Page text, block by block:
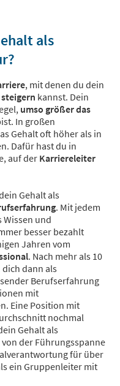
als
, mit denen du dein
steigern kannst. Dein
umso größer das
In großen
Gehalt oft höher als in
Dafür hast du in
auf der Karriereleiter
Gehalt als
. Mit jedem
und
besser bezahlt
Jahren vom
. Nach mehr als 10
dann als
Berufserfahrung
mit
Eine Position mit
nochmal
Gehalt als
der Führungsspanne
für über
ein Gruppenleiter mit